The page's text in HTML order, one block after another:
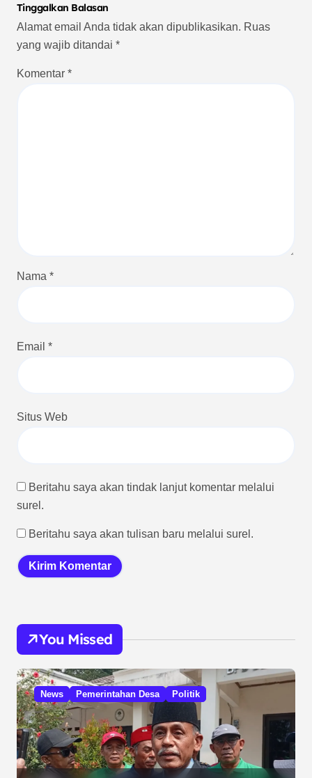
Tinggalkan Balasan
Alamat email Anda tidak akan dipublikasikan. Ruas
yang wajib ditandai *
Komentar *
Nama *
Email *
Situs Web
Beritahu saya akan tindak lanjut komentar melalui
surel.
Beritahu saya akan tulisan baru melalui surel.
You Missed
News Pemerintahan Desa Politik